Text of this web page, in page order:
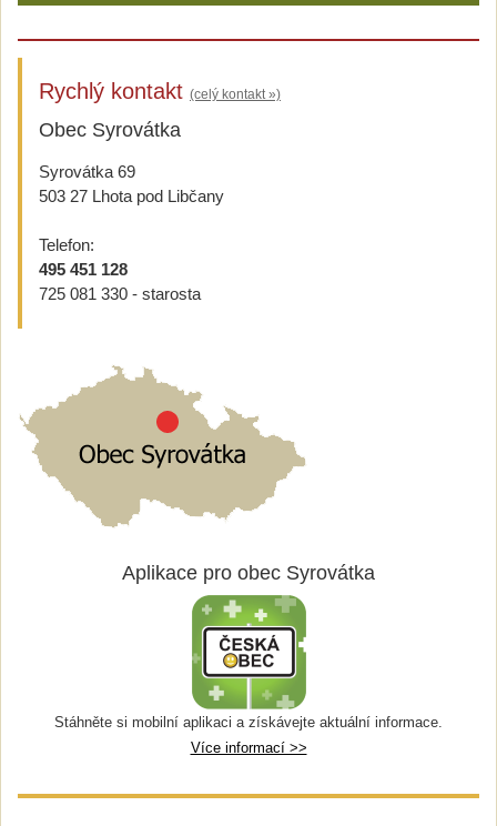
Rychlý kontakt (celý kontakt »)
Obec Syrovátka
Syrovátka 69
503 27 Lhota pod Libčany
Telefon:
495 451 128
725 081 330 - starosta
Aplikace pro obec Syrovátka
Stáhněte si mobilní aplikaci a získávejte aktuální informace.
Více informací >>